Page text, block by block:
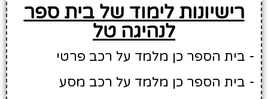
רישיונות לימוד של בית ספר
לנהיגה טל
- בית הספר כן מלמד על רכב פרטי
- בית הספר כן מלמד על רכב מסע